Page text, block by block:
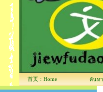
首页：Home ค้นห